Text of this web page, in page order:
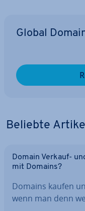
Global
Beliebte
Domain Verkauf-
mit Domains?
Domains kaufen
wenn man denn